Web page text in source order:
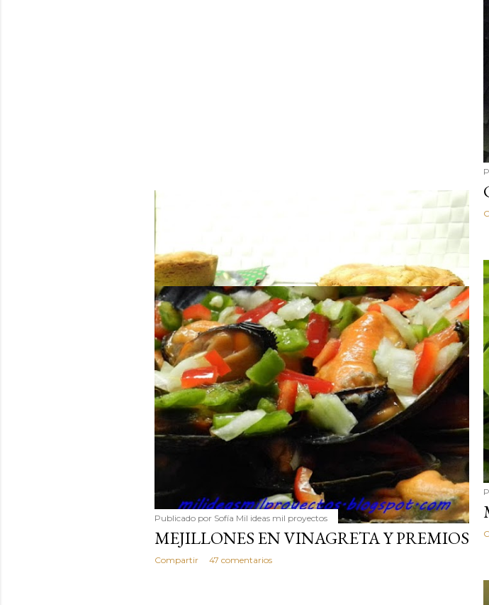
Publicado porSofía Mil ideas mil proyectos
TARTALETAS GULA GALEGA
Publicado por Sofía Mil ideas mil proyectos
MEJILLONES EN VINAGRETA Y PREMIOS
Compartir 47 comentarios